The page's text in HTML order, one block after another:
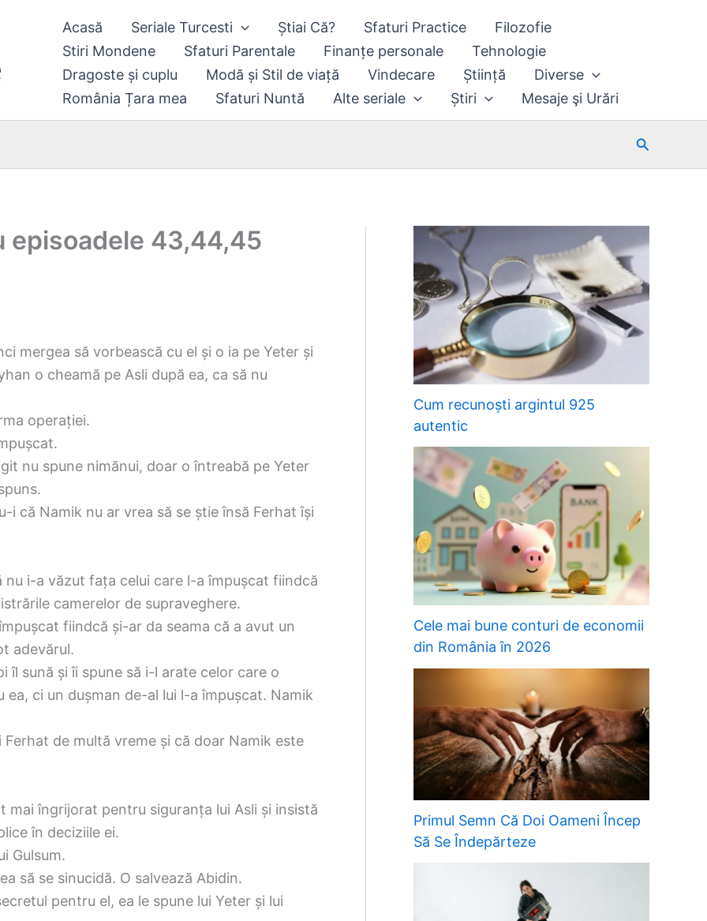
Acasă Seriale Turcesti Știai Că? Sfaturi Practice
Filozofie
Stiri Mondene
Sfaturi Parentale Finanțe personale
Tehnologie
Dragoste și cuplu
Modă și Stil de viață Vindecare Știință
Diverse
România Țara mea
Sfaturi Nuntă Alte seriale Știri Mesaje şi Urări
Search
episoadele 43,44,45
mergea să vorbească cu el și o ia pe Yeter și
o cheamă pe Asli după ea, ca să nu
operației.
nu spune nimănui, doar o întreabă pe Yeter
i că Namik nu ar vrea să se știe însă Ferhat își
i-a văzut fața celui care l-a împușcat fiindcă
camerelor de supraveghere.
fiindcă și-ar da seama că a avut un
adevărul.
sună și îi spune să i-l arate celor care o
ci un dușman de-al lui l-a împușcat. Namik
de multă vreme și că doar Namik este
îngrijorat pentru siguranța lui Asli și insistă
în deciziile ei.
Gulsum.
să se sinucidă. O salvează Abidin.
pentru el, ea le spune lui Yeter și lui
Cum recunoști argintul 925
autentic
Cele mai bune conturi de economii
din România în 2026
Primul Semn Că Doi Oameni Încep
Să Se Îndepărteze